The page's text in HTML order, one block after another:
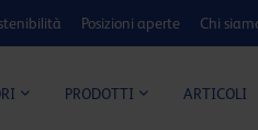
Posizioni aperte Chi
PRODOTTI ARTICOLI